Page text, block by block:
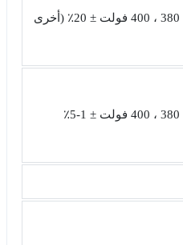
من الطور إلى الطور: 380 ، 400 فولت ± 20٪ (أخرى